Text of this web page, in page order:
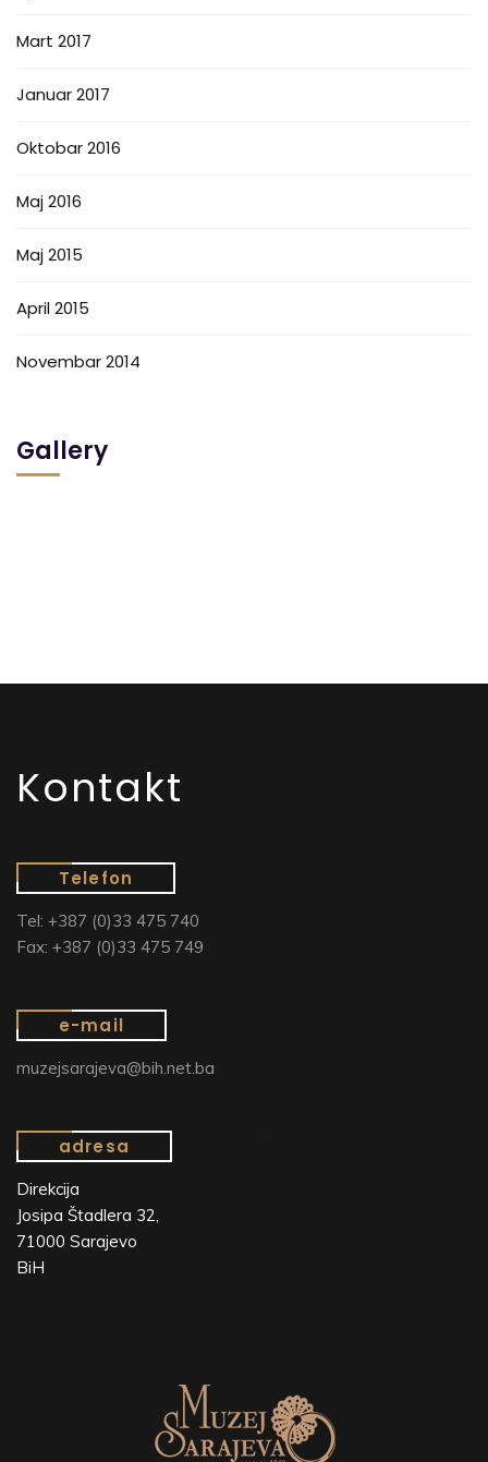
Mart 2017
Januar 2017
Oktobar 2016
Maj 2016
Maj 2015
April 2015
Novembar 2014
Gallery
Kontakt
Telefon
Tel: +387 (0)33 475 740
Fax: +387 (0)33 475 749
e-mail
muzejsarajeva@bih.net.ba
adresa
Direkcija
Josipa Štadlera 32,
71000 Sarajevo
BiH